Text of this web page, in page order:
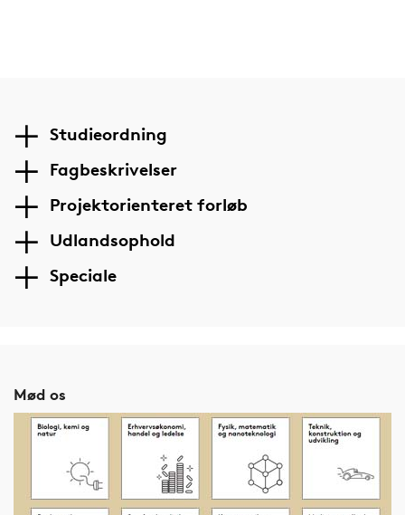
Studieordning
Fagbeskrivelser
Projektorienteret forløb
Udlandsophold
Speciale
Mød os